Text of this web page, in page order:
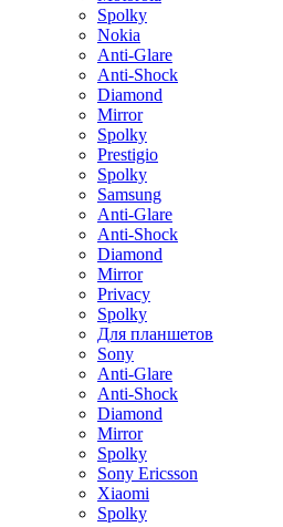
Spolky
Nokia
Anti-Glare
Anti-Shock
Diamond
Mirror
Spolky
Prestigio
Spolky
Samsung
Anti-Glare
Anti-Shock
Diamond
Mirror
Privacy
Spolky
Для планшетов
Sony
Anti-Glare
Anti-Shock
Diamond
Mirror
Spolky
Sony Ericsson
Xiaomi
Spolky